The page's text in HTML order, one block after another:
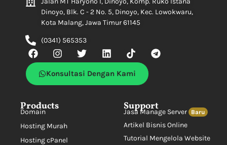
Products
Domain
Hosting Murah
Hosting cPanel
Support
Jasa Manage Server Baru
Artikel Bisnis Online
Tutorial Mengelola Website
Dinoyo, Blk. C - 2 No. 5, Dinoyo, Kec. Lowokwaru,
Kota Malang, Jawa Timur 61145
(0341) 565353
Konsultasi Dengan Kami